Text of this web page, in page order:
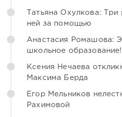
Татьяна Охулкова:
ней за помощью
Анастасия Ромашова:
школьное образование!
Ксения Нечаева
Максима Берда
Егор Мельников
Рахимовой